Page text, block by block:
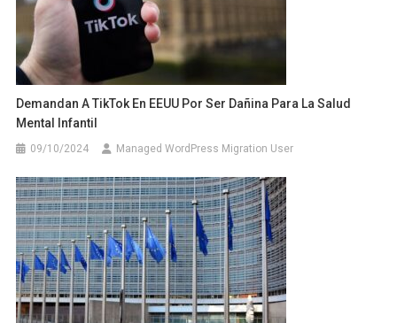
Demandan A TikTok En EEUU Por Ser Dañina Para La Salud
Mental Infantil
09/10/2024 Managed WordPress Migration User